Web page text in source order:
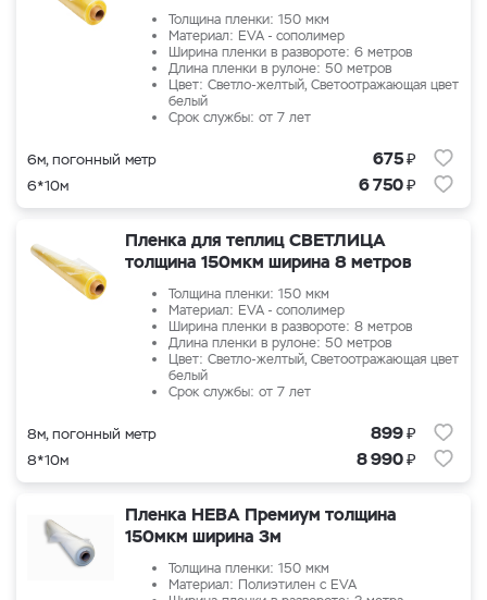
Толщина пленки: 150 мкм
Материал: EVA - сополимер
Ширина пленки в развороте: 6 метров
Длина пленки в рулоне: 50 метров
Цвет: Светло-желтый, Светоотражающая цвет
белый
Срок службы: от 7 лет
6м, погонный метр 675₽
6*10м 6 750₽
Пленка для теплиц СВЕТЛИЦА
толщина 150мкм ширина 8 метров
Толщина пленки: 150 мкм
Материал: EVA - сополимер
Ширина пленки в развороте: 8 метров
Длина пленки в рулоне: 50 метров
Цвет: Светло-желтый, Светоотражающая цвет
белый
Срок службы: от 7 лет
8м, погонный метр 899₽
8*10м 8 990₽
Пленка НЕВА Премиум толщина
150мкм ширина 3м
Толщина пленки: 150 мкм
Материал: Полиэтилен с EVA